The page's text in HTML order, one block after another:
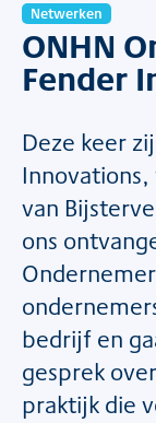
Netwerken
ONHN
Fender
Deze keer
van
ons
bedrijf en
gesprek
praktijk die